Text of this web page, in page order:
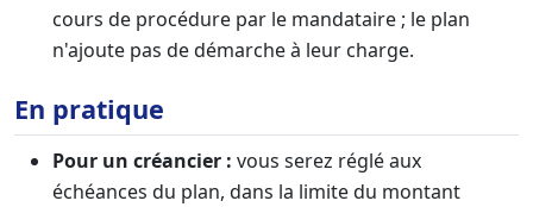
cours de procédure par le mandataire ; le plan
n'ajoute pas de démarche à leur charge.
En pratique
Pour un créancier : vous serez réglé aux
échéances du plan, dans la limite du montant